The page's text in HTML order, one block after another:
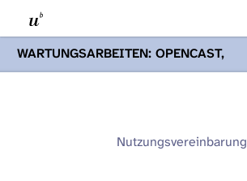
WARTUNGSARBEITEN: OPENCAST,
PODCASTS & TOBIRA
Mi 19. August
Opencast-Videos und Tobira nicht zur
Nutzungsvereinbarung